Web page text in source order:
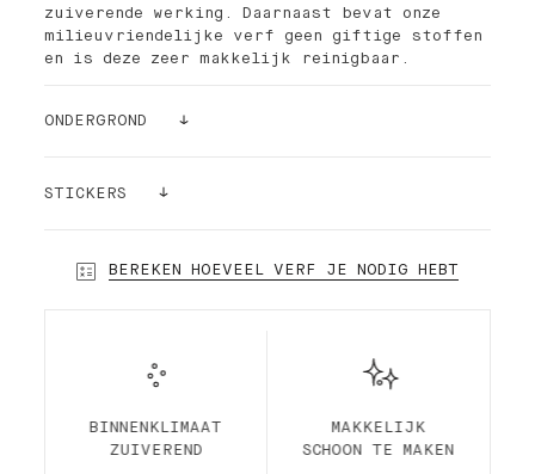
zuiverende werking. Daarnaast bevat onze
milieuvriendelijke verf geen giftige stoffen
en is deze zeer makkelijk reinigbaar.
ONDERGROND
metselwerk, gipsplaat, schuurwerk,
verflagen.
STICKERS
kleursticker!
BEREKEN HOEVEEL VERF JE NODIG HEBT
BINNENKLIMAAT
ZUIVEREND
MAKKELIJK
SCHOON TE MAKEN